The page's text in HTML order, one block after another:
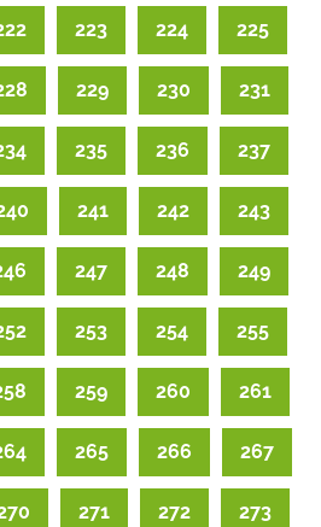
223 224 225
229 230 231
235 236 237
241 242 243
247 248 249
253 254 255
259 260 261
265 266 267
271 272 273